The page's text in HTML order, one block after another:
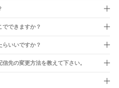
でできますか？
らいいですか？
先の変更方法を教えて下さい。